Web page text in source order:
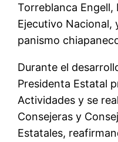
Torreblanca Engell,
Ejecutivo Nacional,
panismo
Durante el
Presidenta Estatal
Actividades y se
Consejeras y
Estatales,